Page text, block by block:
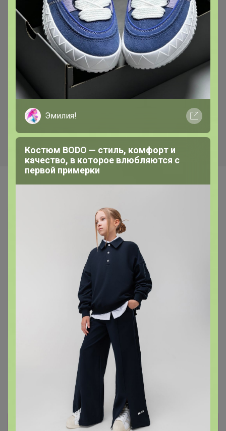
Смесь Сырная для
приготовления хлебо-
булочных изделий (аналог
Боу де Кежо), 1 кг
Скидка
Бумага для выпекания
38*50м с 2сторонней
силиконизацией Горница,
Хит
376р
ТЕГРАЛ МОЙСТ
ШОКОЛАДНЫЙ КЕЙК смесь
д/шок.кекса 1 кг
Информация о заказах доступна
Эмилия!
Костюм BODO — стиль, комфорт и
качество, в которое влюбляются с
первой примерки